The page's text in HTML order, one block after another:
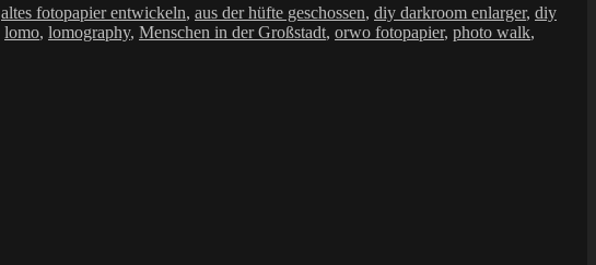
altes fotopapier entwickeln, aus der hüfte geschossen, diy darkroom enlarger, diy
lomo, lomography, Menschen in der Großstadt, orwo fotopapier, photo walk,